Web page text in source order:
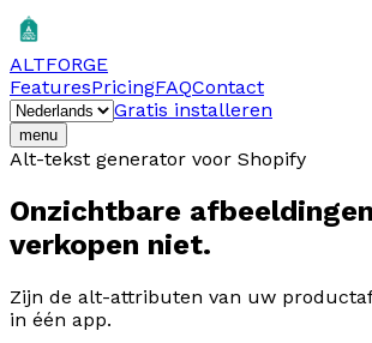
ALTFORGE
FeaturesPricingFAQContact
Gratis installeren
menu
Alt-tekst generator voor Shopify
Onzichtbare afbeeldingen
verkopen niet.
Zijn de alt-attributen van uw
in één app.